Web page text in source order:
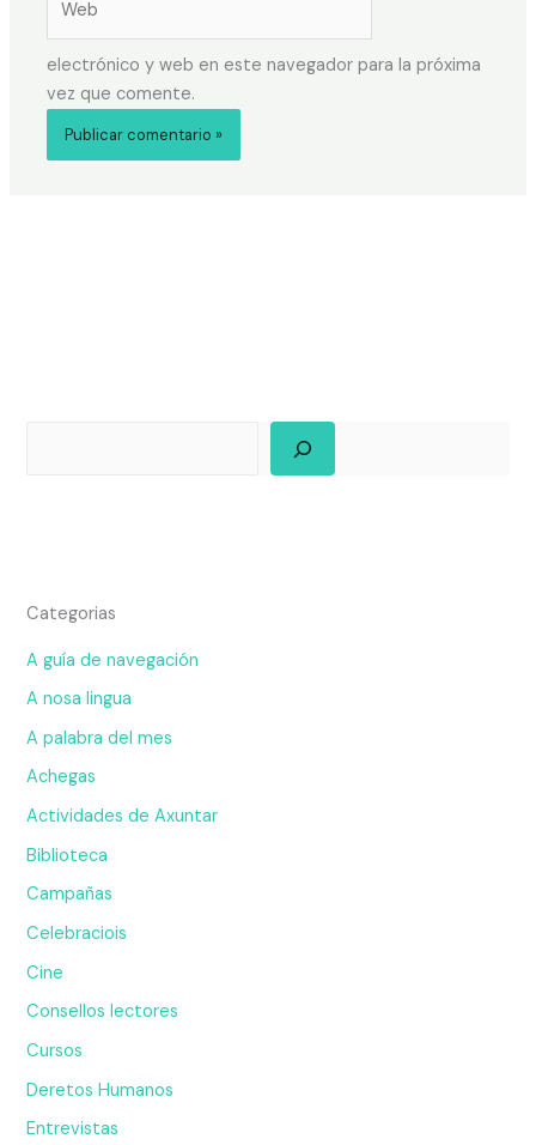
electrónico y web en este navegador para la próxima
vez que comente.
Categorias
A guía de navegación
A nosa lingua
A palabra del mes
Achegas
Actividades de Axuntar
Biblioteca
Campañas
Celebraciois
Cine
Consellos lectores
Cursos
Deretos Humanos
Entrevistas